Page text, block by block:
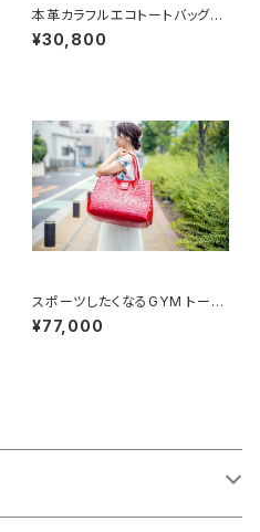
本革カラフルエコトートバッグ
【ピッグスキン】ローズレッド M
サイズ
¥30,800
スポーツしたくなるGYM トート
005 Lサイズ
¥77,000